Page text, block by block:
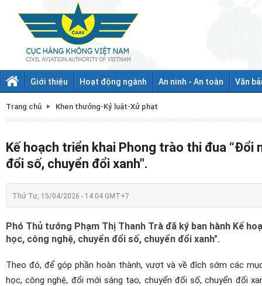
Giới thiệu Hoạt động ngành An ninh - An toàn Văn
Trang chủ Khen thưởng-Kỷ luật-Xử phạt
Kế hoạch triển khai Phong trào thi đua
đổi số, chuyển đổi xanh".
Thứ Tư, 15/04/2026 - 14:04 GMT+7
Phó Thủ tướng Phạm Thị Thanh Trà đã ký ban hành Kế
học, công nghệ, chuyển đổi số, chuyển đổi xanh".
Theo đó, để góp phần hoàn thành, vượt và về đích sớm các
học, công nghệ, đổi mới sáng tạo, chuyển đổi số, chuyển đổi